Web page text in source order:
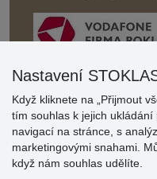
Hodnocení
zákazníků
29.7.2026
Super obchod, kvalitní
Nastavení
Když kliknete na „Přijmout
tím souhlas k jejich
navigací na stránce, s
marketingovými snahami.
když nám souhlas udělíte.